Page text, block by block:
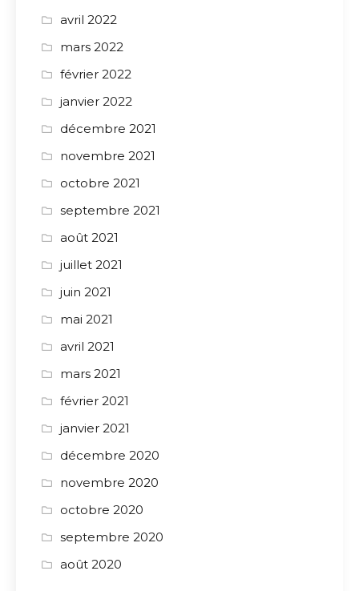
avril 2022
mars 2022
février 2022
janvier 2022
décembre 2021
novembre 2021
octobre 2021
septembre 2021
août 2021
juillet 2021
juin 2021
mai 2021
avril 2021
mars 2021
février 2021
janvier 2021
décembre 2020
novembre 2020
octobre 2020
septembre 2020
août 2020